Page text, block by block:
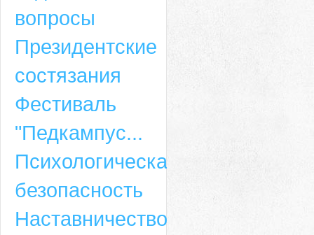
вопросы
Президентские
состязания
Фестиваль
"Педкампус...
Психологическая
безопасность
Наставничество